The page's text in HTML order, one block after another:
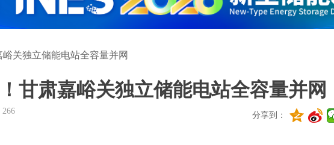
甘肃嘉峪关独立储能电站全容量并网
峪关独立储能电站全容量并网
266 分享到：